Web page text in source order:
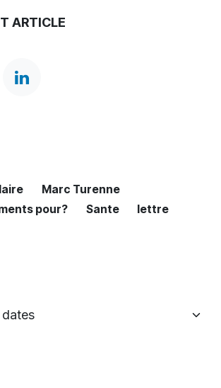
ARTICLE
Marc Turenne
pour?
Sante lettre